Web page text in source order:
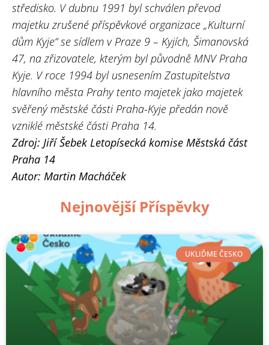
středisko. V dubnu 1991 byl schválen převod
majetku zrušené příspěvkové organizace „Kulturní
dům Kyje“ se sídlem v Praze 9 – Kyjích, Šimanovská
47, na zřizovatele, kterým byl původně MNV Praha
Kyje. V roce 1994 byl usnesením Zastupitelstva
hlavního města Prahy tento majetek jako majetek
svěřený městské části Praha-Kyje předán nově
vzniklé městské části Praha 14.
Zdroj: Jiří Šebek Letopísecká komise Městská část
Praha 14
Autor: Martin Macháček
Nejnovější Příspěvky
UKLIĎME ČESKO